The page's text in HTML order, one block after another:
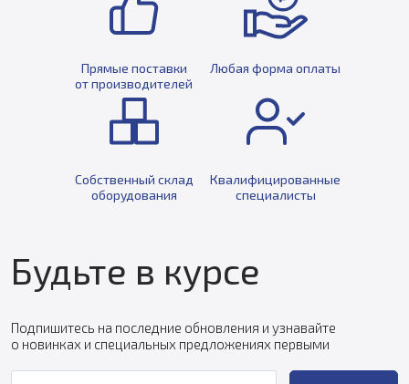
Прямые поставки
от производителей
Любая форма оплаты
Собственный склад
оборудования
Квалифицированные
специалисты
Будьте в курсе
Подпишитесь на последние обновления и узнавайте
о новинках и специальных предложениях первыми